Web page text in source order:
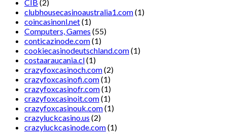
CIB (2)
clubhousecasinoaustralia1.com(1)
coincasinonl.net(1)
Computers, Games (55)
conticazinode.com(1)
cookiecasinodeutschland.com(1)
costaaraucania.cl(1)
crazyfoxcasinoch.com(2)
crazyfoxcasinofi.com(1)
crazyfoxcasinofr.com(1)
crazyfoxcasinoit.com(1)
crazyfoxcasinouk.com(1)
crazyluckcasino.us (2)
crazyluckcasinode.com(1)